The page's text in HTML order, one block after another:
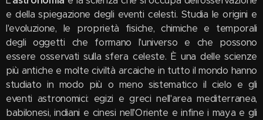
e della spiegazione degli eventi celesti. Studia le origini e
l'evoluzione, le proprietà fisiche, chimiche e temporali
degli oggetti che formano l'universo e che possono
essere osservati sulla sfera celeste. È una delle scienze
più antiche e molte civiltà arcaiche in tutto il mondo hanno
studiato in modo più o meno sistematico il cielo e gli
eventi astronomici: egizi e greci nell'area mediterranea,
babilonesi, indiani e cinesi nell'Oriente e infine i maya e gli